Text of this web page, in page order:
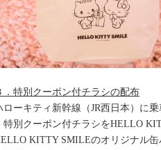
．特別クーポン付チラシの配布
ローキティ新幹線（JR西日本）に
特別クーポン付チラシをHELLO
KITTY SMILEのオリジナル缶